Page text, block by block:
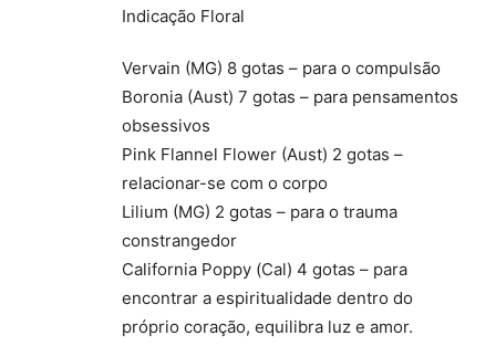
Indicação Floral
Vervain (MG) 8 gotas – para o compulsão
Boronia (Aust) 7 gotas – para pensamentos
obsessivos
Pink Flannel Flower (Aust) 2 gotas –
relacionar-se com o corpo
Lilium (MG) 2 gotas – para o trauma
constrangedor
California Poppy (Cal) 4 gotas – para
encontrar a espiritualidade dentro do
próprio coração, equilibra luz e amor.